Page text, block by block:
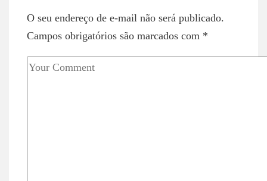
O seu endereço de e-mail não será publicado.
Campos obrigatórios são marcados com *